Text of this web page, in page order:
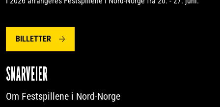
BILLETTER
SNARVEIER
Om Festspillene i Nord-Norge